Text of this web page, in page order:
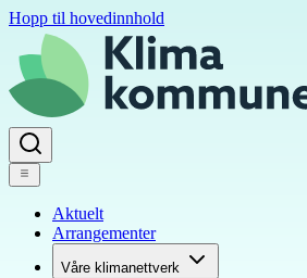
Hopp til hovedinnhold
Aktuelt
Arrangementer
Våre klimanettverk